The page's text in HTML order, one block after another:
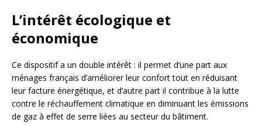
L’intérêt écologique et
économique
Ce dispositif a un double intérêt : il permet d’une part aux
ménages français d’améliorer leur confort tout en réduisant
leur facture énergétique, et d’autre part il contribue à la lutte
contre le réchauffement climatique en diminuant les émissions
de gaz à effet de serre liées au secteur du bâtiment.